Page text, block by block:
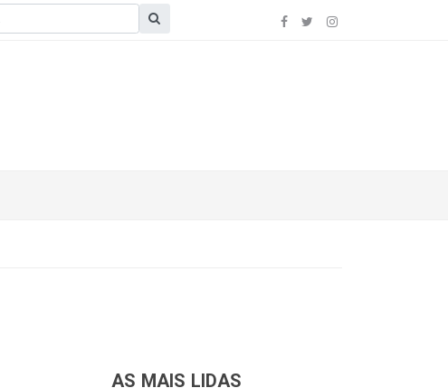
AS MAIS LIDAS